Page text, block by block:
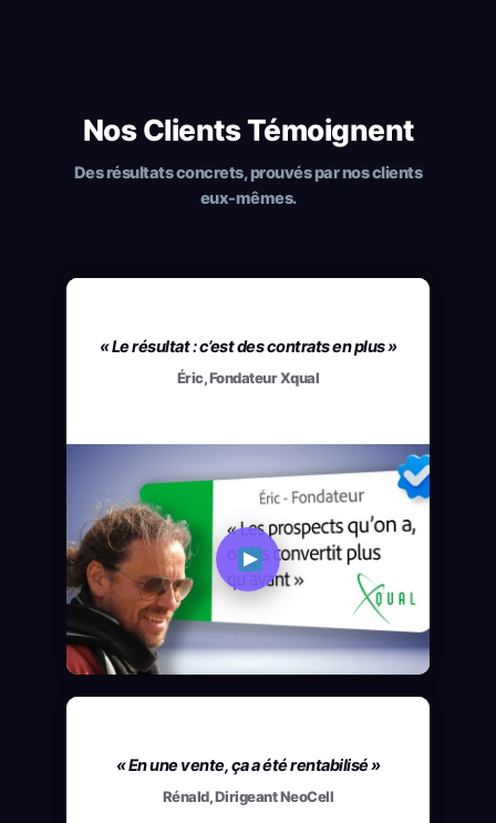
Nos Clients Témoignent
Des résultats concrets, prouvés par nos clients
eux-mêmes.
« Le résultat : c’est des contrats en plus »
Éric, Fondateur Xqual
« En une vente, ça a été rentabilisé »
Rénald, Dirigeant NeoCell